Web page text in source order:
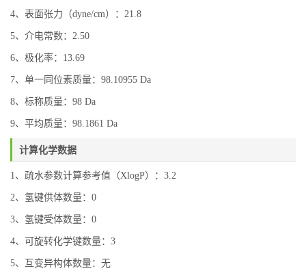
4、表面张力（dyne/cm）：21.8
5、介电常数：2.50
6、极化率：13.69
7、单一同位素质量：98.10955 Da
8、标称质量：98 Da
9、平均质量：98.1861 Da
计算化学数据
1、疏水参数计算参考值（XlogP）：3.2
2、氢键供体数量：0
3、氢键受体数量：0
4、可旋转化学键数量：3
5、互变异构体数量：无